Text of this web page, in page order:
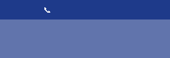
📞